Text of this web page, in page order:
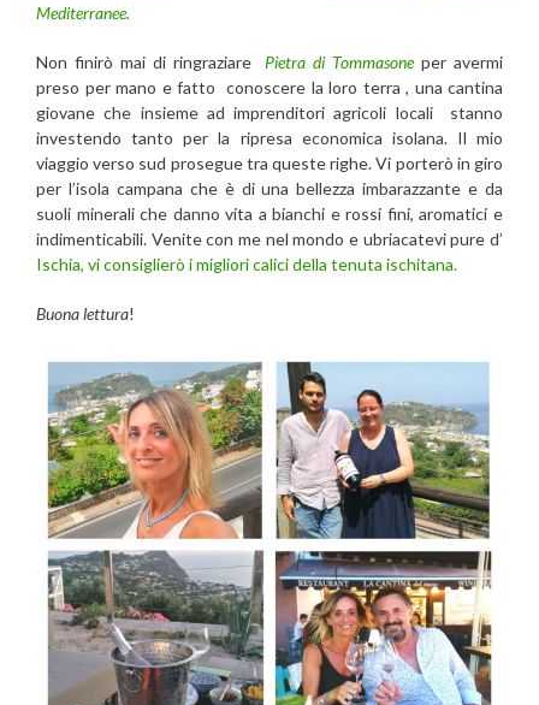
Mediterranee.
Non finirò mai di ringraziare Pietra di Tommasoneper avermi
preso per mano e fatto conoscere la loro terra , una cantina
giovane che insieme ad imprenditori agricoli locali stanno
investendo tanto per la ripresa economica isolana. Il mio
viaggio verso sud prosegue tra queste righe. Vi porterò in giro
per l’isola campana che è di una bellezza imbarazzante e da
suoli minerali che danno vita a bianchi e rossi fini, aromatici e
indimenticabili. Venite con me nel mondo e ubriacatevi pure d’
Ischia, vi consiglierò i migliori calici della tenuta ischitana.
Buona lettura!